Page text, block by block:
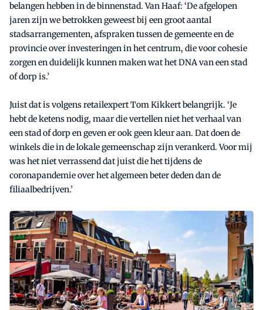
belangen hebben in de binnenstad. Van Haaf: ‘De afgelopen
jaren zijn we betrokken geweest bij een groot aantal
stadsarrangementen, afspraken tussen de gemeente en de
provincie over investeringen in het centrum, die voor cohesie
zorgen en duidelijk kunnen maken wat het DNA van een stad
of dorp is.’
Juist dat is volgens retailexpert Tom Kikkert belangrijk. ‘Je
hebt de ketens nodig, maar die vertellen niet het verhaal van
een stad of dorp en geven er ook geen kleur aan. Dat doen de
winkels die in de lokale gemeenschap zijn verankerd. Voor mij
was het niet verrassend dat juist die het tijdens de
coronapandemie over het algemeen beter deden dan de
filiaalbedrijven.’